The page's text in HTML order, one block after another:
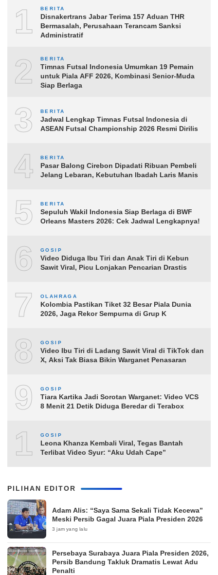
1 BERITA
Disnakertrans Jabar Terima 157 Aduan THR
Bermasalah, Perusahaan Terancam Sanksi
Administratif
2 BERITA
Timnas Futsal Indonesia Umumkan 19 Pemain
untuk Piala AFF 2026, Kombinasi Senior-Muda
Siap Berlaga
3 BERITA
Jadwal Lengkap Timnas Futsal Indonesia di
ASEAN Futsal Championship 2026 Resmi Dirilis
4 BERITA
Pasar Balong Cirebon Dipadati Ribuan Pembeli
Jelang Lebaran, Kebutuhan Ibadah Laris Manis
5 BERITA
Sepuluh Wakil Indonesia Siap Berlaga di BWF
Orleans Masters 2026: Cek Jadwal Lengkapnya!
6 GOSIP
Video Diduga Ibu Tiri dan Anak Tiri di Kebun
Sawit Viral, Picu Lonjakan Pencarian Drastis
7 OLAHRAGA
Kolombia Pastikan Tiket 32 Besar Piala Dunia
2026, Jaga Rekor Sempurna di Grup K
8 GOSIP
Video Ibu Tiri di Ladang Sawit Viral di TikTok dan
X, Aksi Tak Biasa Bikin Warganet Penasaran
9 GOSIP
Tiara Kartika Jadi Sorotan Warganet: Video VCS
8 Menit 21 Detik Diduga Beredar di Terabox
10
GOSIP
Leona Khanza Kembali Viral, Tegas Bantah
Terlibat Video Syur: “Aku Udah Cape”
PILIHAN EDITOR
Adam Alis: “Saya Sama Sekali Tidak Kecewa”
Meski Persib Gagal Juara Piala Presiden 2026
3 jam yang lalu
Persebaya Surabaya Juara Piala Presiden 2026,
Persib Bandung Takluk Dramatis Lewat Adu
Penalti